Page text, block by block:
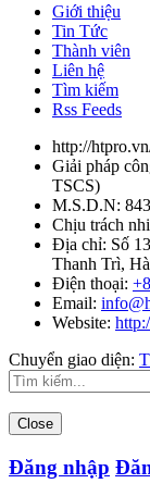
Giới thiệu
Tin Tức
Thành viên
Liên hệ
Tìm kiếm
Rss Feeds
http://
Giải pháp
TSCS)
M.S.D.N:
Chịu trách
Địa chỉ: Số
Thanh Trì,
Điện thoại:
Email:
Website:
Chuyển giao diện:
Close
Đăng nhập